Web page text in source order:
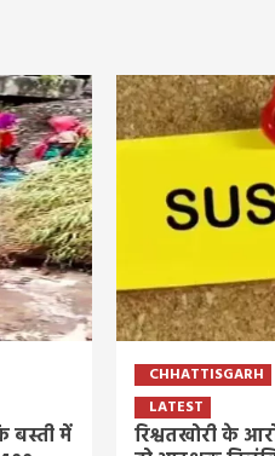
बस्ती में
CHHATTISGARH
LATEST
रिश्वतखोरी के